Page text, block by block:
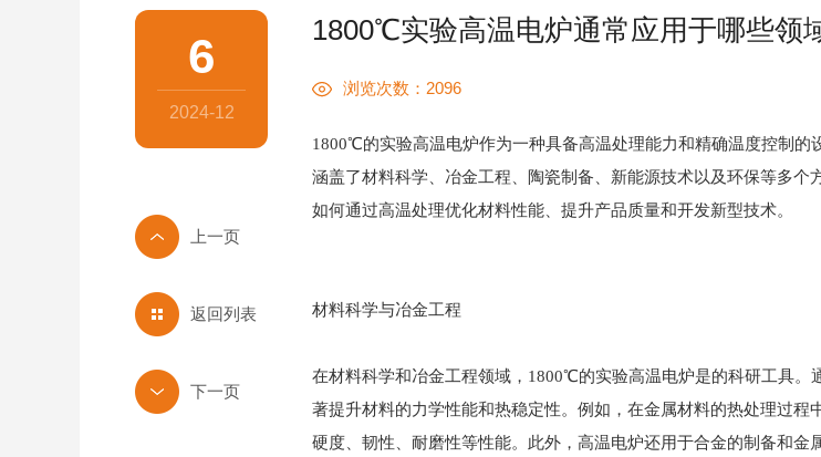
1800℃实验高温电炉通常应用于哪些领
浏览次数：2096
1800℃的实验高温电炉作为一种具备高温处理能力和精确温度控制
涵盖了材料科学、冶金工程、陶瓷制备、新能源技术以及环保等多
如何通过高温处理优化材料性能、提升产品质量和开发新型技术。
材料科学与冶金工程
在材料科学和冶金工程领域，1800℃的实验高温电炉是的科研工具
著提升材料的力学性能和热稳定性。例如，在金属材料的热处理过
硬度、韧性、耐磨性等性能。此外，高温电炉还用于合金的制备和金
6
2024-12
返回列表